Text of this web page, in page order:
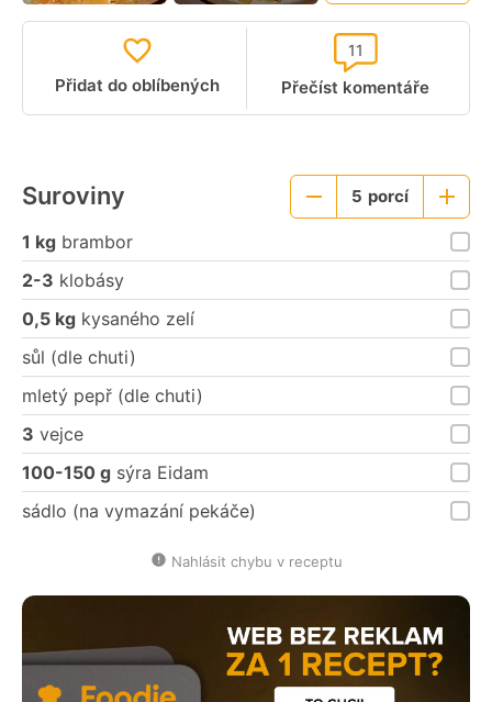
Přidat do oblíbených Přečíst komentáře
11
Suroviny
Menší5 porcí
Větší
porce
1 kg brambor
2-3 klobásy
0,5 kg kysaného zelí
sůl (dle chuti)
mletý pepř (dle chuti)
3 vejce
100-150 g sýra Eidam
sádlo (na vymazání pekáče)
Nahlásit chybu v receptu